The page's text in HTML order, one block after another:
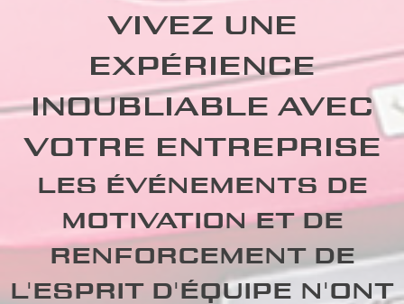
VIVEZ UNE
EXPÉRIENCE
INOUBLIABLE AVEC
VOTRE ENTREPRISE
LES ÉVÉNEMENTS DE
MOTIVATION ET DE
RENFORCEMENT DE
L'ESPRIT D'ÉQUIPE N'ONT